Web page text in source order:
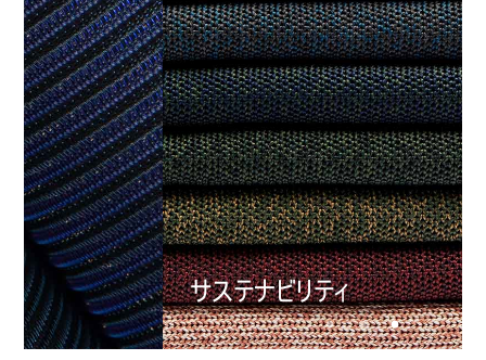
Blog
サステナビリティ